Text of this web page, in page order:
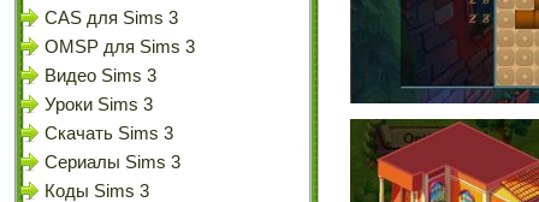
CAS для Sims 3
OMSP для Sims 3
Видео Sims 3
Уроки Sims 3
Скачать Sims 3
Сериалы Sims 3
Коды Sims 3